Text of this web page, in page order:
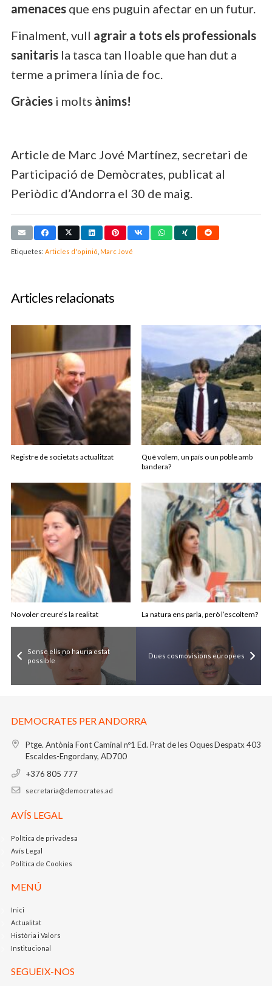
amenaces que ens puguin afectar en un futur.
Finalment, vull agrair a tots els professionals
sanitaris la tasca tan lloable que han dut a
terme a primera línia de foc.
Gràcies i molts ànims!
Article de Marc Jové Martínez, secretari de
Participació de Demòcrates, publicat al
Periòdic d’Andorra el 30 de maig.
Etiquetes: Articles d'opinió Marc Jové
Articles relacionats
Registre de societats actualitzat
Què volem, un país o un poble amb
bandera?
No voler creure’s la realitat La natura ens parla, però l’escoltem?
Sense ells no hauria estat
possible
Dues cosmovisions europees
DEMOCRATES PER ANDORRA
Ptge. Antònia Font Caminal nº1 Ed. Prat de les OquesDespatx 403
Escaldes-Engordany, AD700
+376 805 777
secretaria@democrates.ad
AVÍS LEGAL
Política de privadesa
Avís Legal
Política de Cookies
MENÚ
Inici
Actualitat
Història i Valors
Institucional
SEGUEIX-NOS